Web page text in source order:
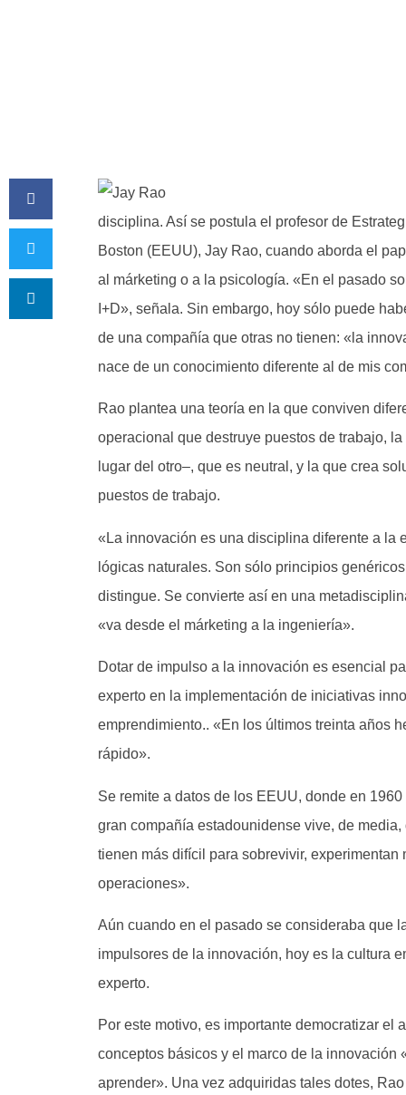
disciplina. Así se postula el profesor de
Boston (EEUU), Jay Rao, cuando aborda el
al márketing o a la psicología. «En el pasado
I+D», señala. Sin embargo, hoy sólo puede
de una compañía que otras no tienen: «la
nace de un conocimiento diferente al de mis
Rao plantea una teoría en la que conviven
operacional que destruye puestos de trabajo,
lugar del otro–, que es neutral, y la que crea
puestos de trabajo.
«La innovación es una disciplina diferente a la
lógicas naturales. Son sólo principios
distingue. Se convierte así en una
«va desde el márketing a la ingeniería».
Dotar de impulso a la innovación es esencial
experto en la implementación de iniciativas
emprendimiento.. «En los últimos treinta años
rápido».
Se remite a datos de los EEUU, donde en
gran compañía estadounidense vive, de
tienen más difícil para sobrevivir,
operaciones».
Aún cuando en el pasado se consideraba que
impulsores de la innovación, hoy es la cultura
experto.
Por este motivo, es importante democratizar el
conceptos básicos y el marco de la innovación
aprender». Una vez adquiridas tales dotes,